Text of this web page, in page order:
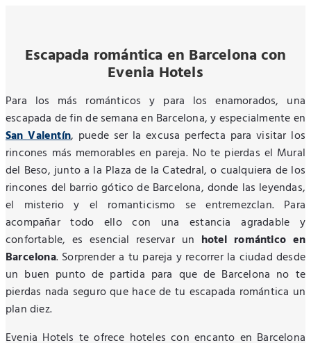
Escapada romántica en Barcelona con
Evenia Hotels
Para los más románticos y para los enamorados, una
escapada de fin de semana en Barcelona, y especialmente en
San Valentín, puede ser la excusa perfecta para visitar los
rincones más memorables en pareja. No te pierdas el Mural
del Beso, junto a la Plaza de la Catedral, o cualquiera de los
rincones del barrio gótico de Barcelona, donde las leyendas,
el misterio y el romanticismo se entremezclan. Para
acompañar todo ello con una estancia agradable y
confortable, es esencial reservar un hotel romántico en
Barcelona. Sorprender a tu pareja y recorrer la ciudad desde
un buen punto de partida para que de Barcelona no te
pierdas nada seguro que hace de tu escapada romántica un
plan diez.
Evenia Hotels te ofrece hoteles con encanto en Barcelona